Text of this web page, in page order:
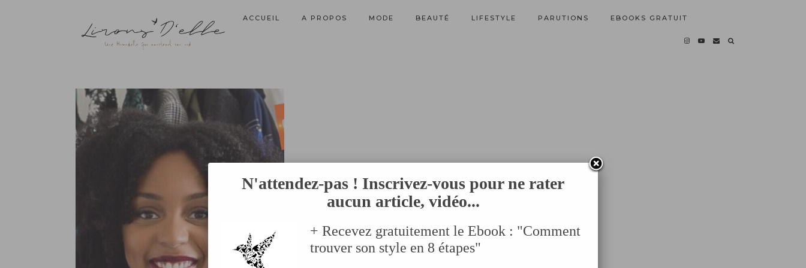
ACCUEIL A PROPOS MODE BEAUTÉ LIFESTYLE PARUTIONS EBOOKS GRATUIT
N'attendez-pas ! Inscrivez-vous pour ne rater
aucun article, vidéo...
+ Recevez gratuitement le Ebook : "Comment
trouver son style en 8 étapes"